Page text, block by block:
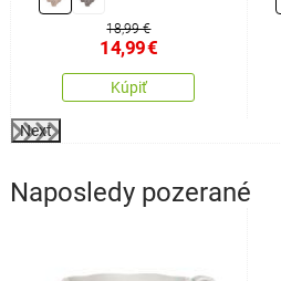
18,99 €
14,99€
Kúpiť
Next
Naposledy pozerané